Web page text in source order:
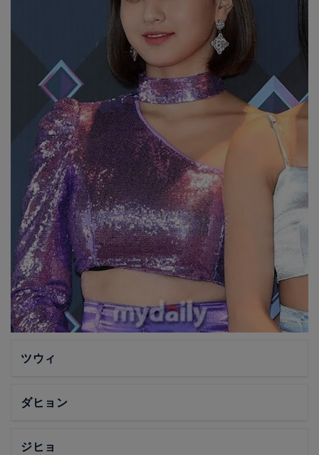
ツウィ
ダヒョン
ジヒョ